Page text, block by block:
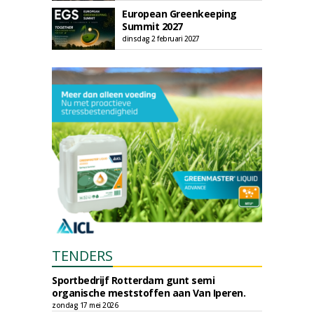
European Greenkeeping
Summit 2027
dinsdag 2 februari 2027
TENDERS
Sportbedrijf Rotterdam gunt semi
organische meststoffen aan Van Iperen.
zondag 17 mei 2026